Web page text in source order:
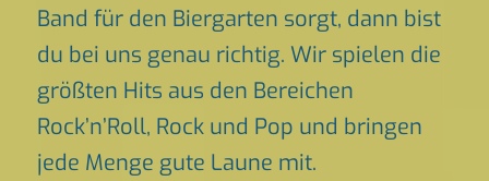
Band für den Biergarten sorgt, dann bist
du bei uns genau richtig. Wir spielen die
größten Hits aus den Bereichen
Rock’n’Roll, Rock und Pop und bringen
jede Menge gute Laune mit.